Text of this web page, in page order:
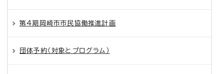
第4期岡崎市市民協働推進計画
団体予約（対象とプログラム）